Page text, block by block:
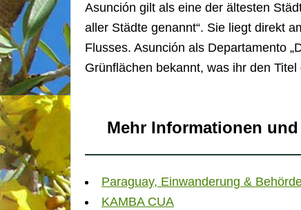
Asunción gilt als eine der ältesten
aller Städte genannt“. Sie liegt direkt
Flusses. Asunción als Departamento
Grünflächen bekannt, was ihr den
Mehr Informationen
Paraguay, Einwanderung &
KAMBA CUA